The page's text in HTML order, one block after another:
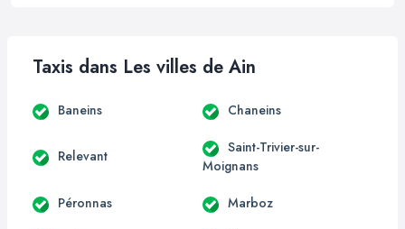
Taxis dans Les villes de Ain
Baneins Chaneins
Relevant
Saint-Trivier-sur-
Moignans
Péronnas Marboz